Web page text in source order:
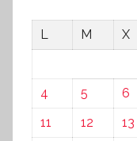
L
M X
4
5 6
11
12 13